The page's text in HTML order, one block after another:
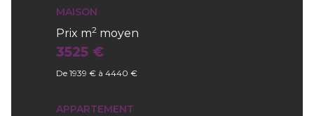
MAISON
Prix m2 moyen
3525 €
De 1939 € à 4440 €
APPARTEMENT